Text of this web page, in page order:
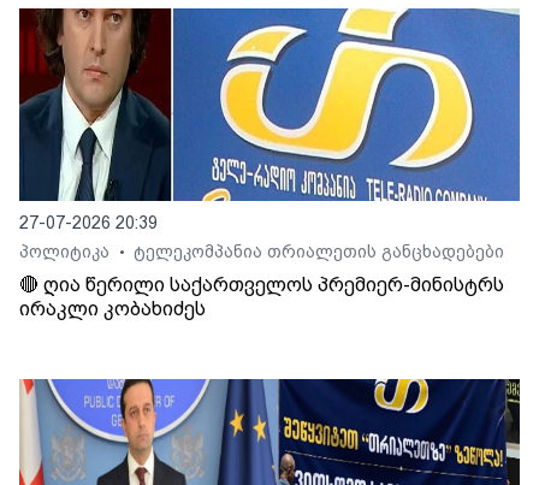
27-07-2026 20:39
პოლიტიკა
• ტელეკომპანია თრიალეთის განცხადებები
🔴 ღია წერილი საქართველოს პრემიერ-მინისტრს
ირაკლი კობახიძეს